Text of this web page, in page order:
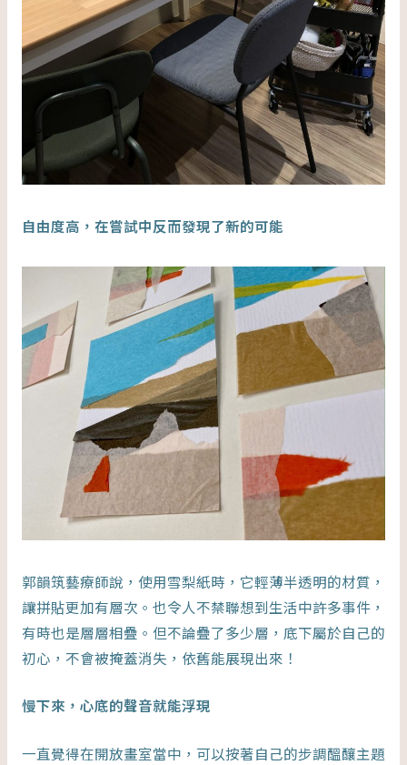
自由度高，在嘗試中反而發現了新的可能
郭韻筑藝療師說，使用雪梨紙時，它輕薄半透明的材質，
讓拼貼更加有層次。也令人不禁聯想到生活中許多事件，
有時也是層層相疊。但不論疊了多少層，底下屬於自己的
初心，不會被掩蓋消失，依舊能展現出來！
慢下來，心底的聲音就能浮現
一直覺得在開放畫室當中，可以按著自己的步調醞釀主題